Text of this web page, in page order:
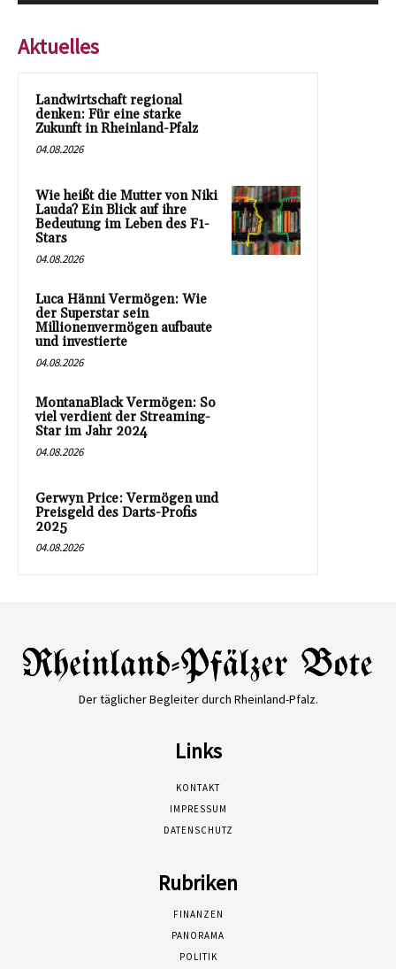
Aktuelles
Landwirtschaft regional
denken: Für eine starke
Zukunft in Rheinland-Pfalz
04.08.2026
Wie heißt die Mutter von Niki
Lauda? Ein Blick auf ihre
Bedeutung im Leben des F1-
Stars
04.08.2026
Luca Hänni Vermögen: Wie
der Superstar sein
Millionenvermögen aufbaute
und investierte
04.08.2026
MontanaBlack Vermögen: So
viel verdient der Streaming-
Star im Jahr 2024
04.08.2026
Gerwyn Price: Vermögen und
Preisgeld des Darts-Profis
2025
04.08.2026
Der täglicher Begleiter durch Rheinland-Pfalz.
Links
KONTAKT
IMPRESSUM
DATENSCHUTZ
Rubriken
FINANZEN
PANORAMA
POLITIK